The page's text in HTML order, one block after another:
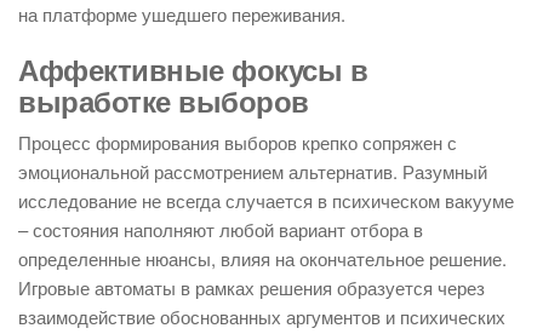
на платформе ушедшего переживания.
Аффективные фокусы в
выработке выборов
Процесс формирования выборов крепко сопряжен с
эмоциональной рассмотрением альтернатив. Разумный
исследование не всегда случается в психическом вакууме
– состояния наполняют любой вариант отбора в
определенные нюансы, влияя на окончательное решение.
Игровые автоматы в рамках решения образуется через
взаимодействие обоснованных аргументов и психических